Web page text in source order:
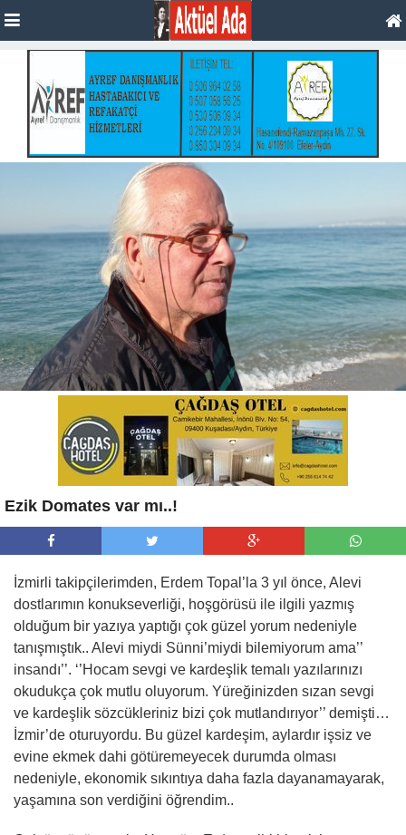
Ezik Domates var mı..!
İzmirli takipçilerimden, Erdem Topal’la 3 yıl önce, Alevi
dostlarımın konukseverliği, hoşgörüsü ile ilgili yazmış
olduğum bir yazıya yaptığı çok güzel yorum nedeniyle
tanışmıştık.. Alevi miydi Sünni’miydi bilemiyorum ama’’
insandı’’. ‘’Hocam sevgi ve kardeşlik temalı yazılarınızı
okudukça çok mutlu oluyorum. Yüreğinizden sızan sevgi
ve kardeşlik sözcükleriniz bizi çok mutlandırıyor’’ demişti…
İzmir’de oturuyordu. Bu güzel kardeşim, aylardır işsiz ve
evine ekmek dahi götüremeyecek durumda olması
nedeniyle, ekonomik sıkıntıya daha fazla dayanamayarak,
yaşamına son verdiğini öğrendim..